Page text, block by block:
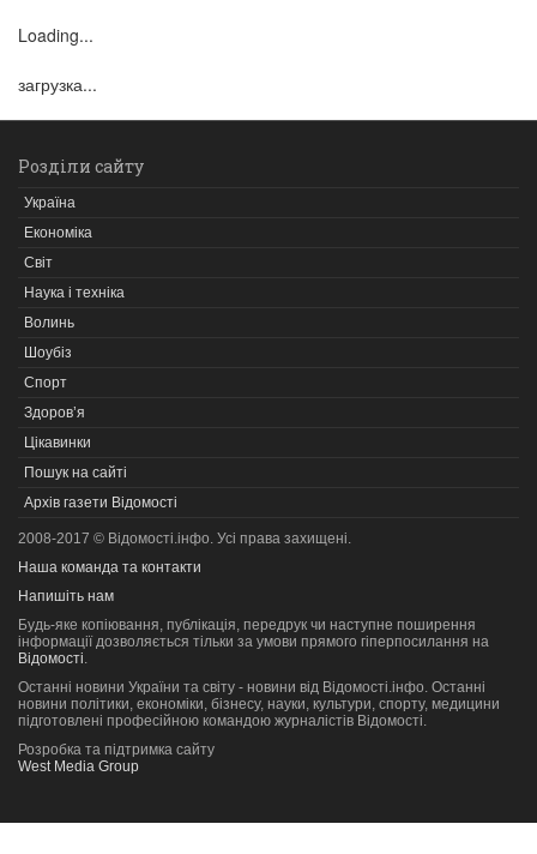
Loading...
загрузка...
Розділи сайту
Україна
Економіка
Світ
Наука і техніка
Волинь
Шоубіз
Спорт
Здоров’я
Цікавинки
Пошук на сайті
Архів газети Відомості
2008-2017 © Відомості.інфо. Усі права захищені.
Наша команда та контакти
Напишіть нам
Будь-яке копiювання, публiкацiя, передрук чи наступне поширення
iнформацiї дозволяється тільки за умови прямого гіперпосилання на
Відомості
Останні новини України та світу - новини від Відомості.інфо. Останні
новини політики, економіки, бізнесу, науки, культури, спорту, медицини
підготовлені професійною командою журналістів Відомості.
Розробка та підтримка сайту
West Media Group